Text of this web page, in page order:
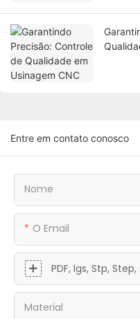
Entre em contato conosco
Nome
O Email
PDF, Igs, Stp, Step,
Material